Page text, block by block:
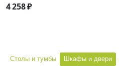
4258₽
Столы и тумбы Шкафы и двери